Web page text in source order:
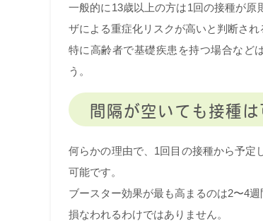
一般的に13歳以上の方は1回の接種が
ザによる重症化リスクが高いと判断さ
特に高齢者で基礎疾患を持つ場合など
う。
間隔が空いても接種は
何らかの理由で、1回目の接種から予定
可能です。
ブースター効果が最も高まるのは2〜4
損なわれるわけではありません。